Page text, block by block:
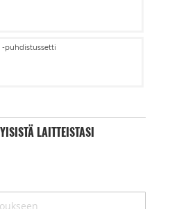
-puhdistussetti
LAITTEISTASI